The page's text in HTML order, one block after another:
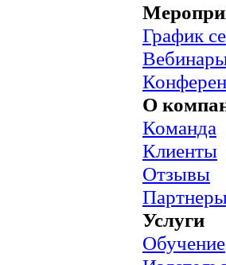
График
О
Команда
Клиенты
Отзывы
Услуги
Обучение